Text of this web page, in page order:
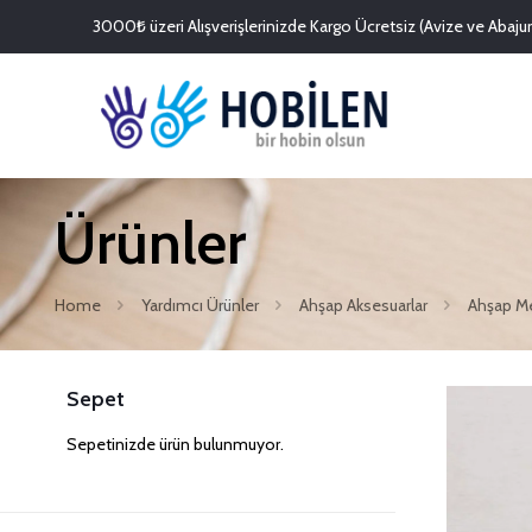
3000₺ üzeri Alışverişlerinizde Kargo Ücretsiz (Avize ve
Ürünler
Home Yardımcı Ürünler Ahşap Aksesuarlar Ahşap
Sepet
Sepetinizde ürün bulunmuyor.